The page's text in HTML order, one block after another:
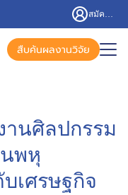
สืบค้นผลงานวิจัย
านศิลปกรรม
พหุ
เศรษฐกิจ